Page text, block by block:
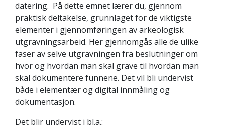
datering. På dette emnet lærer du, gjennom
praktisk deltakelse, grunnlaget for de viktigste
elementer i gjennomføringen av arkeologisk
utgravningsarbeid. Her gjennomgås alle de ulike
faser av selve utgravningen fra beslutninger om
hvor og hvordan man skal grave til hvordan man
skal dokumentere funnene. Det vil bli undervist
både i elementær og digital innmåling og
dokumentasjon.
Det blir undervist i bl.a.: